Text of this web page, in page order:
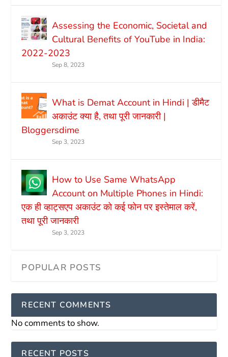
Assessing the Economic, Societal and
Cultural Benefits of YouTube in India:
2022-2023
Sep 8, 2023
What is Demat Account in Hindi | डीमैट
अकाउंट क्या है, तथा पूरी जानकारी |
Bloggersdime
Sep 3, 2023
How to Use Same WhatsApp
Account on Multiple Phones in Hindi:
एक ही व्हाट्सएप अकाउंट को कई फोन पर इस्तेमाल करें,
तथा पूरी जानकारी
Sep 3, 2023
RECENT COMMENTS
No comments to show.
RECENT POSTS